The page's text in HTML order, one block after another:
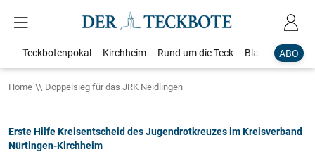
ABO
Teckbotenpokal Kirchheim Rund um die Teck Blaulicht
Home Doppelsieg für das JRK Neidlingen
Erste Hilfe Kreisentscheid des Jugendrotkreuzes im Kreisverband
Nürtingen-Kirchheim